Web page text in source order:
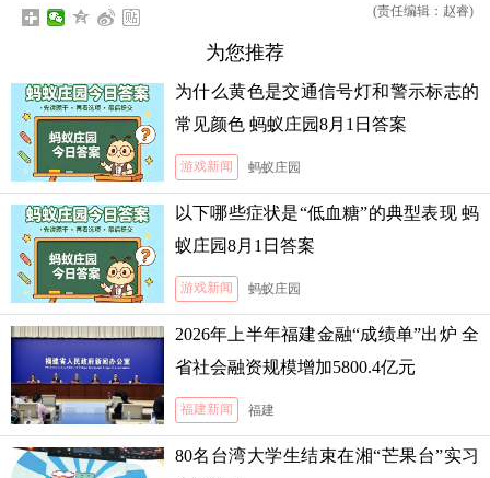
(责任编辑：赵睿)
为您推荐
为什么黄色是交通信号灯和警示标志的
常见颜色 蚂蚁庄园8月1日答案
游戏新闻 蚂蚁庄园
以下哪些症状是“低血糖”的典型表现 蚂
蚁庄园8月1日答案
游戏新闻 蚂蚁庄园
2026年上半年福建金融“成绩单”出炉 全
省社会融资规模增加5800.4亿元
福建新闻 福建
80名台湾大学生结束在湘“芒果台”实习